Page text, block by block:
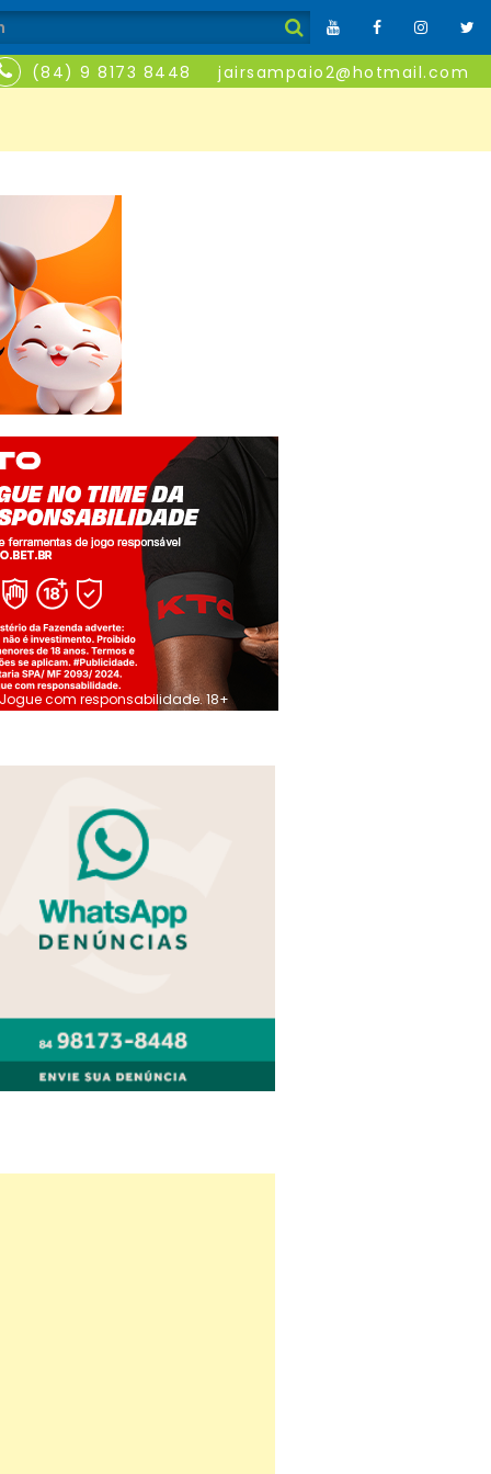
(84) 9 8173 8448 jairsampaio2@hotmail.com
Jogue com responsabilidade. 18+